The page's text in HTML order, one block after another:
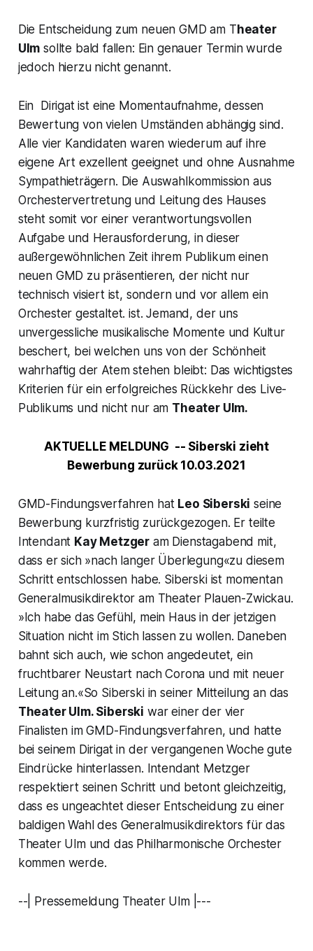
Die Entscheidung zum neuen GMD am Theater
Ulm sollte bald fallen: Ein genauer Termin wurde
jedoch hierzu nicht genannt.
Ein Dirigat ist eine Momentaufnahme, dessen
Bewertung von vielen Umständen abhängig sind.
Alle vier Kandidaten waren wiederum auf ihre
eigene Art exzellent geeignet und ohne Ausnahme
Sympathieträgern. Die Auswahlkommission aus
Orchestervertretung und Leitung des Hauses
steht somit vor einer verantwortungsvollen
Aufgabe und Herausforderung, in dieser
außergewöhnlichen Zeit ihrem Publikum einen
neuen GMD zu präsentieren, der nicht nur
technisch visiert ist, sondern und vor allem ein
Orchester gestaltet. ist. Jemand, der uns
unvergessliche musikalische Momente und Kultur
beschert, bei welchen uns von der Schönheit
wahrhaftig der Atem stehen bleibt: Das wichtigstes
Kriterien für ein erfolgreiches Rückkehr des Live-
Publikums und nicht nur am Theater Ulm.
AKTUELLE MELDUNG -- Siberski zieht
Bewerbung zurück 10.03.2021
GMD-Findungsverfahren hat Leo Siberski seine
Bewerbung kurzfristig zurückgezogen. Er teilte
Intendant Kay Metzger am Dienstagabend mit,
dass er sich »nach langer Überlegung«zu diesem
Schritt entschlossen habe. Siberski ist momentan
Generalmusikdirektor am Theater Plauen-Zwickau.
»Ich habe das Gefühl, mein Haus in der jetzigen
Situation nicht im Stich lassen zu wollen. Daneben
bahnt sich auch, wie schon angedeutet, ein
fruchtbarer Neustart nach Corona und mit neuer
Leitung an.«So Siberski in seiner Mitteilung an das
Theater Ulm. Siberski war einer der vier
Finalisten im GMD-Findungsverfahren, und hatte
bei seinem Dirigat in der vergangenen Woche gute
Eindrücke hinterlassen. Intendant Metzger
respektiert seinen Schritt und betont gleichzeitig,
dass es ungeachtet dieser Entscheidung zu einer
baldigen Wahl des Generalmusikdirektors für das
Theater Ulm und das Philharmonische Orchester
kommen werde.
--| Pressemeldung Theater Ulm |---